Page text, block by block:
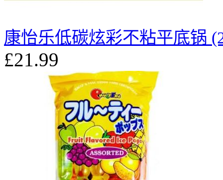
康怡乐低碳炫彩不粘平底锅
£21.99